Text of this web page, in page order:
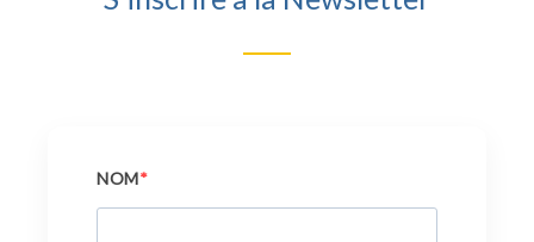
NOM